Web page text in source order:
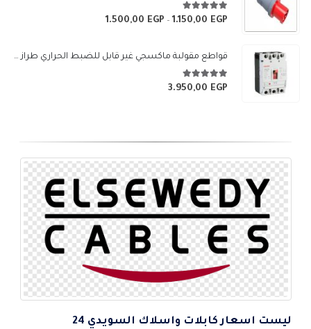
خلال
5.00 من 5
1.150,00 EGP
–
1.500,00 EGP
نطاق
من
قواطع مقولبة ماكسجي غير قابل للضبط الحراري طراز (SGM3-250L)
5.00 من 5
3.950,00 EGP
ليست اسعار كابلات واسلاك السويدي 24